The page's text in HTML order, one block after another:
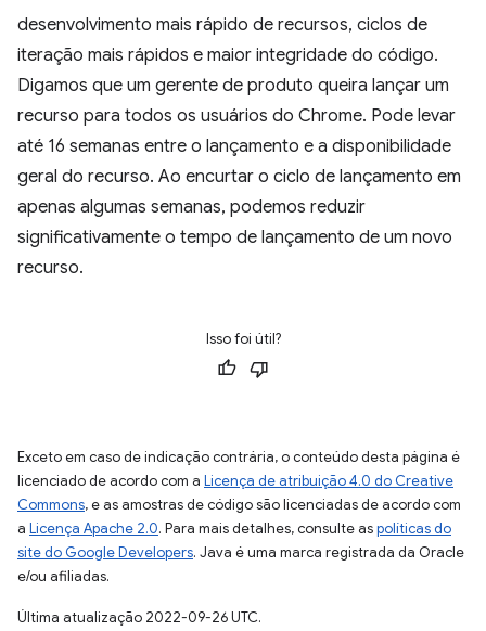
desenvolvimento mais rápido de recursos, ciclos de
iteração mais rápidos e maior integridade do código.
Digamos que um gerente de produto queira lançar um
recurso para todos os usuários do Chrome. Pode levar
até 16 semanas entre o lançamento e a disponibilidade
geral do recurso. Ao encurtar o ciclo de lançamento em
apenas algumas semanas, podemos reduzir
significativamente o tempo de lançamento de um novo
recurso.
Isso foi útil?
Exceto em caso de indicação contrária, o conteúdo desta página é
licenciado de acordo com a Licença de atribuição 4.0 do Creative
Commons, e as amostras de código são licenciadas de acordo com
a Licença Apache 2.0. Para mais detalhes, consulte aspolíticas do
site do Google Developers. Java é uma marca registrada da Oracle
e/ou afiliadas.
Última atualização 2022-09-26 UTC.